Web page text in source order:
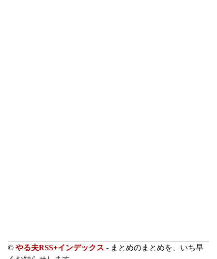
© やる夫RSS+インデックス - まとめのまとめを、いち早